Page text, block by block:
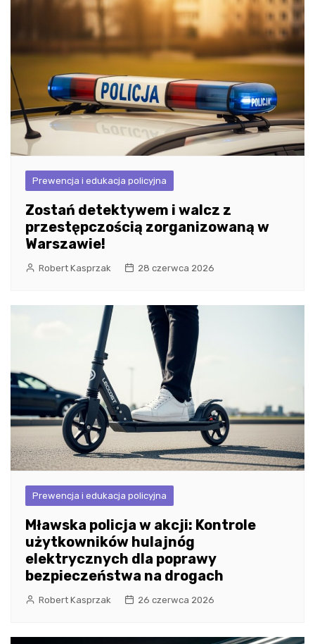
Prewencja i edukacja policyjna
Zostań detektywem i walcz z
przestępczością zorganizowaną w
Warszawie!
Robert Kasprzak 28 czerwca 2026
Prewencja i edukacja policyjna
Mławska policja w akcji: Kontrole
użytkowników hulajnóg
elektrycznych dla poprawy
bezpieczeństwa na drogach
Robert Kasprzak 26 czerwca 2026